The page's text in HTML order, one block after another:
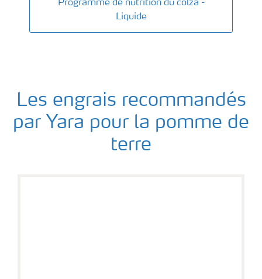
Programme de nutrition du colza -
Liquide
Les engrais recommandés
par Yara pour la pomme de
terre